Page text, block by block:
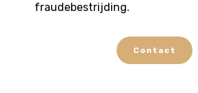
fraudebestrijding.
Contact